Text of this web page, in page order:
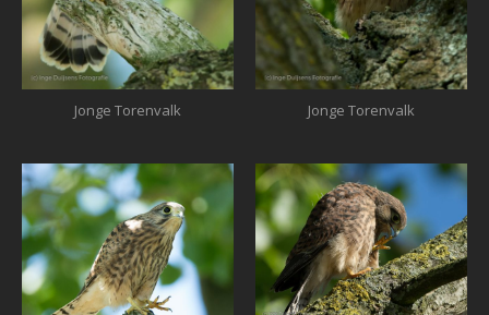
Jonge Torenvalk Jonge Torenvalk